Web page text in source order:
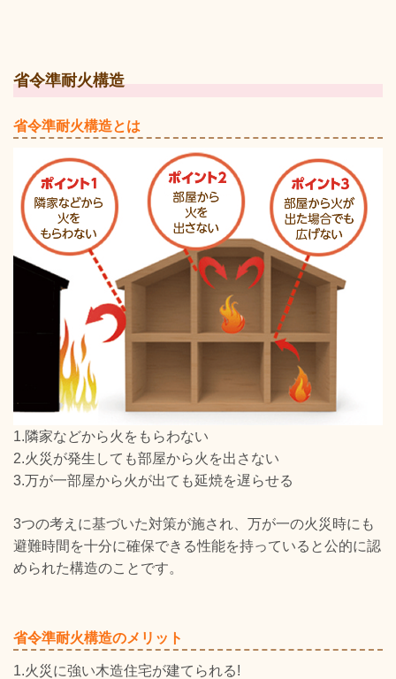
省令準耐火構造
省令準耐火構造とは
1.隣家などから火をもらわない
2.火災が発生しても部屋から火を出さない
3.万が一部屋から火が出ても延焼を遅らせる
3つの考えに基づいた対策が施され、万が一の火災時にも
避難時間を十分に確保できる性能を持っていると公的に認
められた構造のことです。
省令準耐火構造のメリット
1.火災に強い木造住宅が建てられる!